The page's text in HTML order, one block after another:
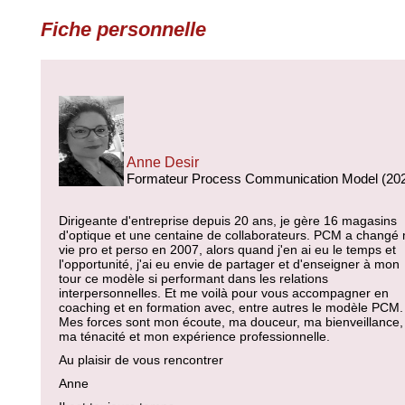
Fiche personnelle
Anne Desir
Formateur Process Communication Model
Dirigeante d'entreprise depuis 20 ans, je gère 16 magasins
d'optique et une centaine de collaborateurs. PCM a changé
vie pro et perso en 2007, alors quand j'en ai eu le temps et
l'opportunité, j'ai eu envie de partager et d'enseigner à mon
tour ce modèle si performant dans les relations
interpersonnelles. Et me voilà pour vous accompagner en
coaching et en formation avec, entre autres le modèle PCM.
Mes forces sont mon écoute, ma douceur, ma bienveillance,
ma ténacité et mon expérience professionnelle.
Au plaisir de vous rencontrer
Anne